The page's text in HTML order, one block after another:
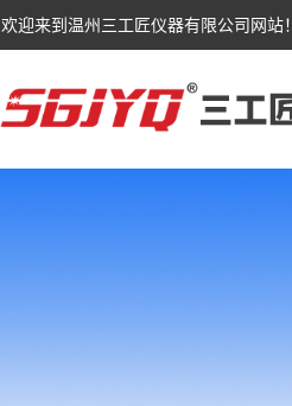
欢迎来到温州三工匠仪器有限公司网站！